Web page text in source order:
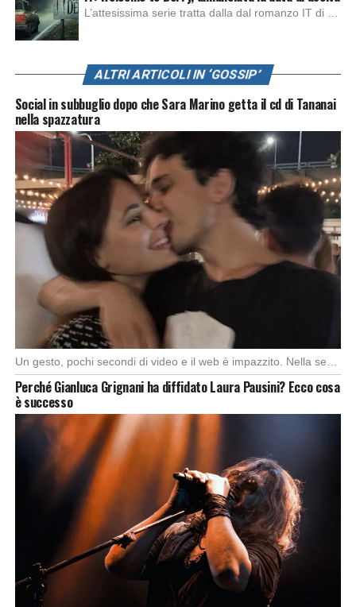
non vedono l’ora di scoprire qualche dettaglio in più sulla
piccola star appena arrivata in famiglia.
L’attesissima serie tratta dalla dal romanzo IT di Stephen King, arriverà anche in Italia, molto prima del previsto, dato che nei giorni precedenti HBO Max ha rivelato la data di uscita negli Stati Uniti, è giunto il momento anche per l’Italia. La nuova serie drammatica creata dal regista Andy Muschietti, basata sul romanzo best seller […]
ALTRI ARTICOLI IN ‘GOSSIP’
Social in subbuglio dopo che Sara Marino getta il cd di Tananai
nella spazzatura
Perché Gianluca Grignani ha diffidato Laura Pausini? Ecco cosa
è successo